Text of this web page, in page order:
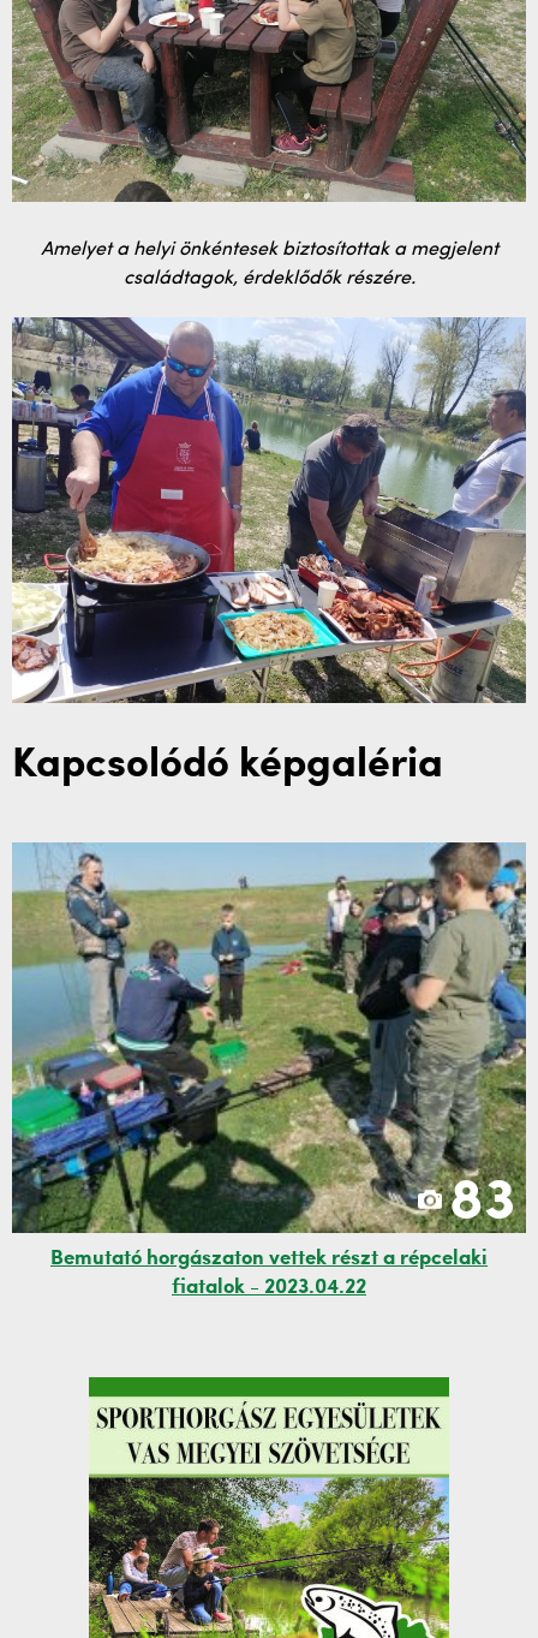
Amelyet a helyi önkéntesek biztosítottak a megjelent
családtagok, érdeklődők részére.
Kapcsolódó képgaléria
83
Bemutató horgászaton vettek részt a répcelaki
fiatalok - 2023.04.22